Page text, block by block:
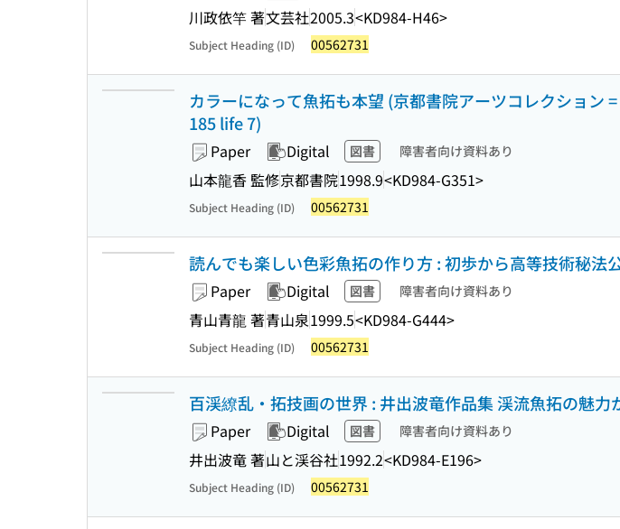
川政依竿 著文芸社2005.3<KD984-H46>
Subject Heading (ID) 00562731
カラーになって魚拓も本望 (京都書院アーツコレクショ
185 life 7)
Paper Digital 図書 障害者向け資料あり
山本龍香 監修京都書院1998.9<KD984-G351>
Subject Heading (ID) 00562731
読んでも楽しい色彩魚拓の作り方 : 初歩から高等技術秘法
Paper Digital 図書 障害者向け資料あり
青山青龍 著青山泉1999.5<KD984-G444>
Subject Heading (ID) 00562731
百渓繚乱・拓技画の世界 : 井出波竜作品集 渓流魚拓の魅力
Paper Digital 図書 障害者向け資料あり
井出波竜 著山と渓谷社1992.2<KD984-E196>
Subject Heading (ID) 00562731